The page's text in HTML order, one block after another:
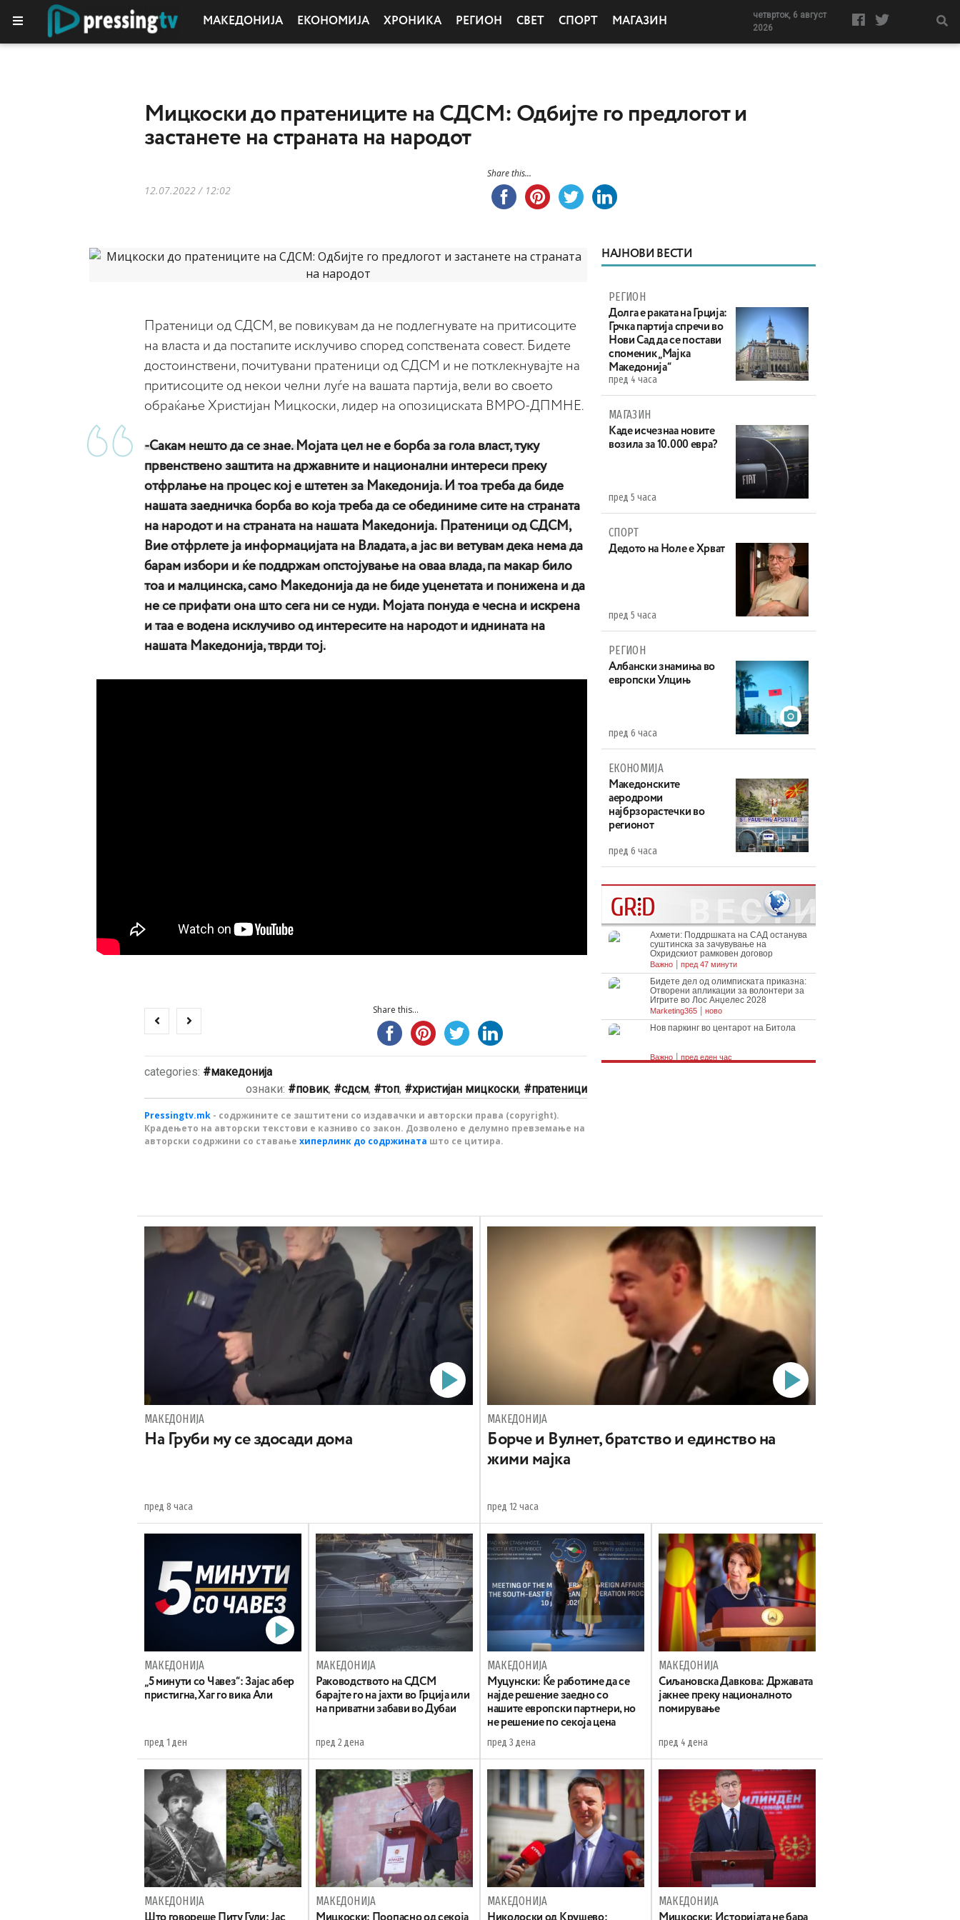
МАКЕДОНИЈА ЕКОНОМИЈА ХРОНИКА РЕГИОН СВЕТ СПОРТ МАГАЗИН
четврток, 6 август
2026
Мицкоски до пратениците на СДСМ: Одбијте го предлогот и
застанете на страната на народот
12.07.2022 / 12:02
Share this...
Пратеници од СДСМ, ве повикувам да не подлегнувате на притисоците
на власта и да постапите исклучиво според сопствената совест. Бидете
достоинствени, почитувани пратеници од СДСМ и не потклекнувајте на
притисоците од некои челни луѓе на вашата партија, вели во своето
обраќање Христијан Мицкоски, лидер на опозициската ВМРО-ДПМНЕ.
-Сакам нешто да се знае. Мојата цел не е борба за гола власт, туку
првенствено заштита на државните и национални интереси преку
отфрлање на процес кој е штетен за Македонија. И тоа треба да биде
нашата заедничка борба во која треба да се обединиме сите на страната
на народот и на страната на нашата Македонија. Пратеници од СДСМ,
Вие отфрлете ја информацијата на Владата, а јас ви ветувам дека нема да
барам избори и ќе поддржам опстојување на оваа влада, па макар било
тоа и малцинска, само Македонија да не биде уценетата и понижена и да
не се прифати она што сега ни се нуди. Мојата понуда е чесна и искрена
и таа е водена исклучиво од интересите на народот и иднината на
нашата Македонија, тврди тој.
Share this...
categories:
македонија
ознаки:
повик, сдсм, топ, христијан мицкоски, пратеници
Pressingtv.mk - содржините се заштитени со издавачки и авторски права (copyright).
Крадењето на авторски текстови е казниво со закон. Дозволено е делумно превземање на
авторски содржини со ставање хиперлинк до содржината што се цитира.
НАЈНОВИ ВЕСТИ
РЕГИОН
Долга е раката на Грција:
Грчка партија спречи во
Нови Сад да се постави
споменик „Мајка
Македонија“
пред 4 часа
МАГАЗИН
Каде исчезнаа новите
возила за 10.000 евра?
пред 5 часа
СПОРТ
Дедото на Ноле е Хрват
пред 5 часа
РЕГИОН
Aлбански знамиња во
европски Улцињ
пред 6 часа
ЕКОНОМИЈА
Maкедонските
аеродроми
најбрзорастечки во
регионот
пред 6 часа
МАКЕДОНИЈА
На Груби му се здосади дома
пред 8 часа
МАКЕДОНИЈА
Борче и Вулнет, братство и единство на
жими мајка
пред 12 часа
МАКЕДОНИЈА
„5 минути со Чавез“: Зајас абер
пристигна, Хаг го вика Али
пред 1 ден
МАКЕДОНИЈА
Раководството на СДСМ
барајте го на јахти во Грција или
на приватни забави во Дубаи
пред 2 дена
МАКЕДОНИЈА
Муцунски: Ќе работиме да се
најде решение заедно со
нашите европски партнери, но
не решение по секоја цена
пред 3 дена
МАКЕДОНИЈА
Сиљановска Давкова: Државата
јакнее преку националното
помирување
пред 4 дена
МАКЕДОНИЈА МАКЕДОНИЈА МАКЕДОНИЈА МАКЕДОНИЈА